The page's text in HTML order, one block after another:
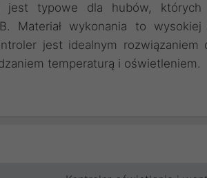
jest typowe dla hubów, których
Materiał wykonania to
jest idealnym rozwiązaniem
temperaturą i oświetleniem.